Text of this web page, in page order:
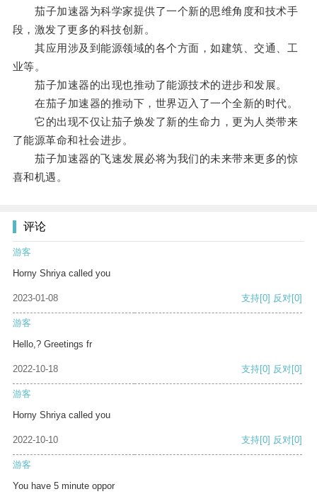
茄子加速器为科学家提供了一个新的思维角度和技术手
段，激发了更多的科技创新。
其应用涉及到能源领域的各个方面，如建筑、交通、工
业等。
茄子加速器的出现也推动了能源技术的进步和发展。
在茄子加速器的推动下，世界迈入了一个全新的时代。
它的出现不仅让茄子焕发了新的生命力，更为人类带来
了能源革命和社会进步。
茄子加速器的飞速发展必将为我们的未来带来更多的惊
喜和机遇。
评论
游客
Horny Shriya called you
2023-01-08 支持[0] 反对[0]
游客
Hello,? Greetings fr
2022-10-18 支持[0] 反对[0]
游客
Horny Shriya called you
2022-10-10 支持[0] 反对[0]
游客
You have 5 minute oppor